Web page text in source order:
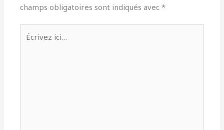
champs obligatoires sont indiqués avec*
ici…